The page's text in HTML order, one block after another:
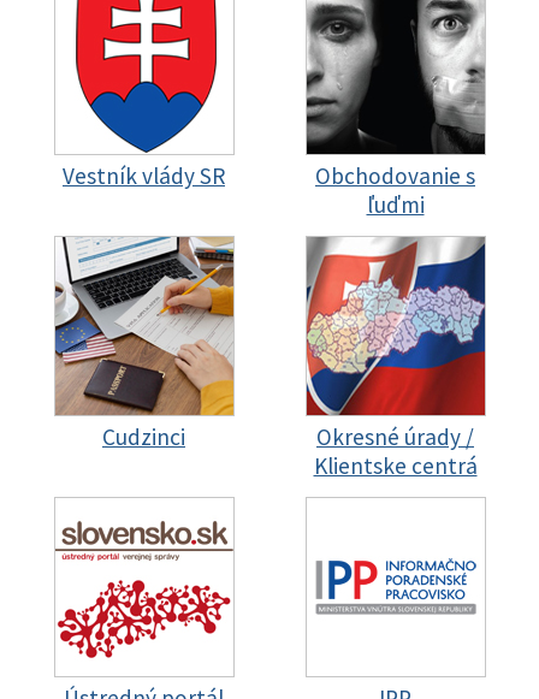
Vestník vlády SR
Obchodovanie s
ľuďmi
Cudzinci
Okresné úrady /
Klientske centrá